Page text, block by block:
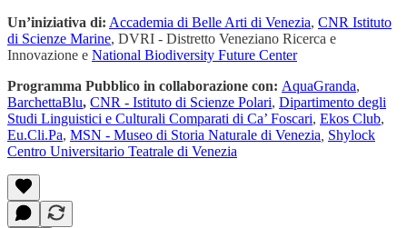
Un’iniziativa di: Accademia di Belle Arti di Venezia, CNR Istituto
di Scienze Marine, DVRI - Distretto Veneziano Ricerca e
Innovazione e National Biodiversity Future Center
Programma Pubblico in collaborazione con: AquaGranda,
BarchettaBlu, CNR - Istituto di Scienze Polari, Dipartimento degli
Studi Linguistici e Culturali Comparati di Ca’ Foscari, Ekos Club,
Eu.Cli.Pa, MSN - Museo di Storia Naturale di Venezia Shylock
Centro Universitario Teatrale di Venezia